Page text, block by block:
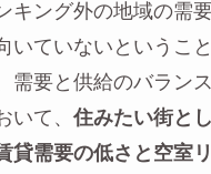
キング外の地域の需
いていないというこ
需要と供給のバラン
いて、 住みたい街と
貸需要の低さと空室